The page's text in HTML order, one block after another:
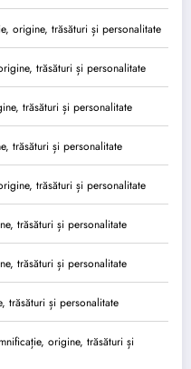
origine, trăsături și personalitate
trăsături și personalitate
trăsături și personalitate
trăsături și personalitate
trăsături și personalitate
trăsături și personalitate
trăsături și personalitate
trăsături și personalitate
origine, trăsături și